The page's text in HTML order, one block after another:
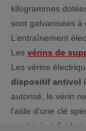
kilogrammes
sont galvanisées à
L’entraînement
Les vérins de
Les vérins
dispositif antivol
autorisé, le vérin
l’aide d’une clé
combinés à l’aide